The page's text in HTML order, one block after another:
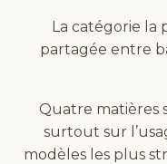
La catégorie la
partagée entre
Quatre matières
surtout sur
modèles les plus